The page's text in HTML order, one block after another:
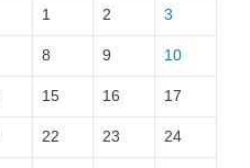
1 2 3
8 9 10
15 16 17
22 23 24